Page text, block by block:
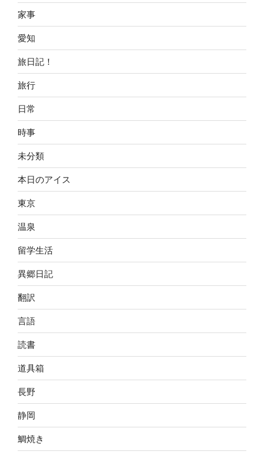
家事
愛知
旅日記！
旅行
日常
時事
未分類
本日のアイス
東京
温泉
留学生活
異郷日記
翻訳
言語
読書
道具箱
長野
静岡
鯛焼き